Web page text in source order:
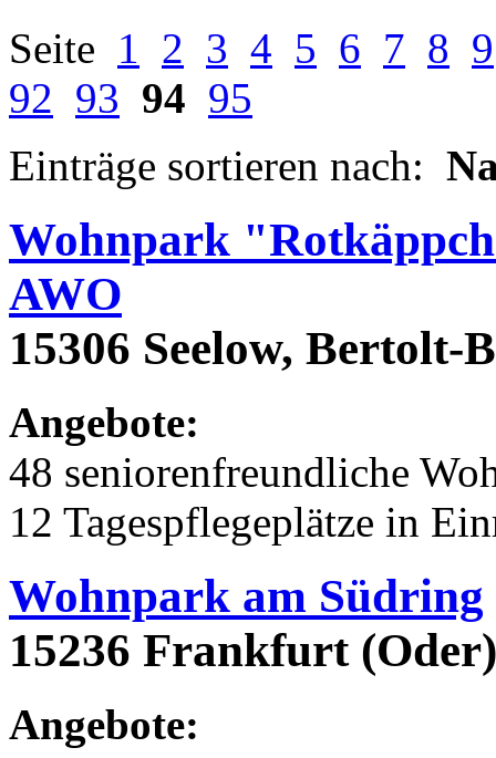
Seite 1 2 3 4 5 6 7 8 9
92 93 94 95
Einträge sortieren nach:
Wohnpark
AWO
15306 Seelow, Bertolt-
Angebote:
48 seniorenfreundliche
12 Tagespflegeplätze in
Wohnpark am Südring
15236 Frankfurt
Angebote: